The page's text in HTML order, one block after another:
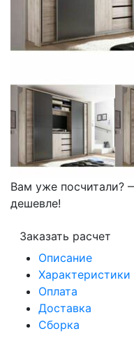
Вам уже посчитали?
дешевле!
Заказать расчет
Описание
Характеристики
Оплата
Доставка
Сборка